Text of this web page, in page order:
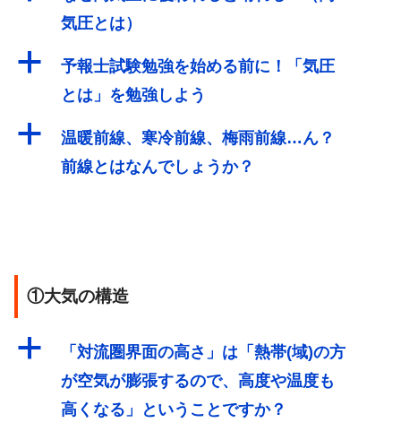
気圧とは）
a
予報士試験勉強を始める前に！「気圧
とは」を勉強しよう
a
温暖前線、寒冷前線、梅雨前線…ん？
前線とはなんでしょうか？
①大気の構造
a
「対流圏界面の高さ」は「熱帯(域)の方
が空気が膨張するので、高度や温度も
高くなる」ということですか？